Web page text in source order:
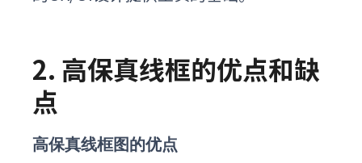
2. 高保真线框的优点和缺
点
高保真线框图的优点